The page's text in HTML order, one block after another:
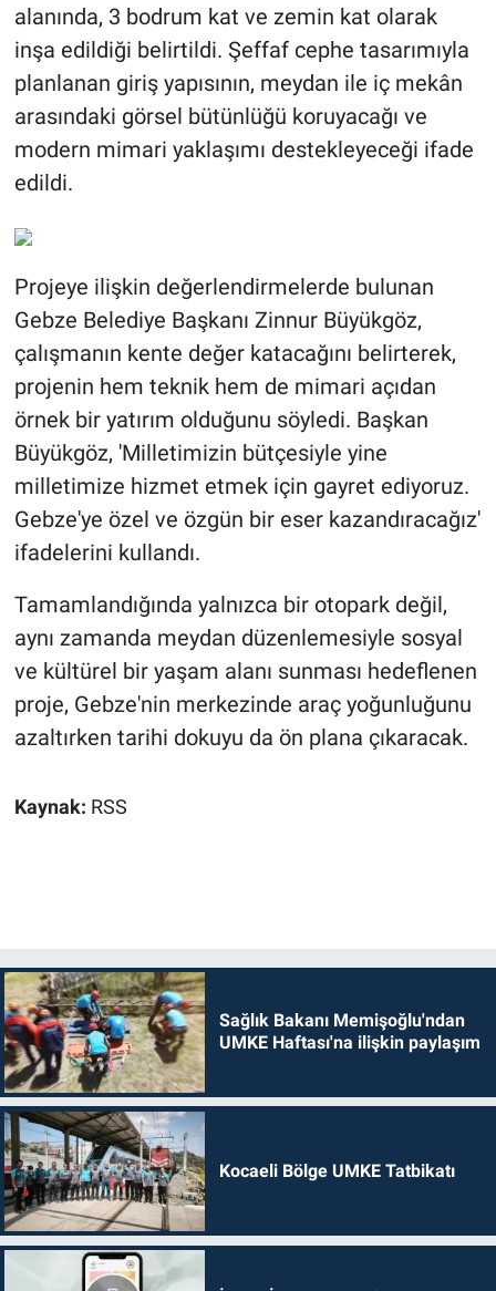
alanında, 3 bodrum kat ve zemin kat olarak
inşa edildiği belirtildi. Şeffaf cephe tasarımıyla
planlanan giriş yapısının, meydan ile iç mekân
arasındaki görsel bütünlüğü koruyacağı ve
modern mimari yaklaşımı destekleyeceği ifade
edildi.
Projeye ilişkin değerlendirmelerde bulunan
Gebze Belediye Başkanı Zinnur Büyükgöz,
çalışmanın kente değer katacağını belirterek,
projenin hem teknik hem de mimari açıdan
örnek bir yatırım olduğunu söyledi. Başkan
Büyükgöz, 'Milletimizin bütçesiyle yine
milletimize hizmet etmek için gayret ediyoruz.
Gebze'ye özel ve özgün bir eser kazandıracağız'
ifadelerini kullandı.
Tamamlandığında yalnızca bir otopark değil,
aynı zamanda meydan düzenlemesiyle sosyal
ve kültürel bir yaşam alanı sunması hedeflenen
proje, Gebze'nin merkezinde araç yoğunluğunu
azaltırken tarihi dokuyu da ön plana çıkaracak.
Kaynak: RSS
Sağlık Bakanı Memişoğlu'ndan
UMKE Haftası'na ilişkin paylaşım
Kocaeli Bölge UMKE Tatbikatı